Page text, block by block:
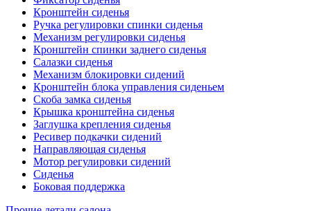
Кронштейн сиденья
Ручка регулировки спинки сиденья
Механизм регулировки сиденья
Кронштейн спинки заднего сиденья
Салазки сиденья
Механизм блокировки сидений
Кронштейн блока управления сиденьем
Скоба замка сиденья
Крышка кронштейна сиденья
Заглушка крепления сиденья
Ресивер подкачки сидений
Направляющая сиденья
Мотор регулировки сидений
Сиденья
Боковая поддержка